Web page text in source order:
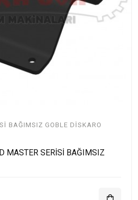
BAĞIMSIZ GOBLE DISKARO
MASTER SERİSİ BAĞIMSIZ